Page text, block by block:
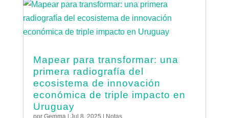
Mapear para transformar: una
primera radiografía del
ecosistema de innovación
económica de triple impacto en
Uruguay